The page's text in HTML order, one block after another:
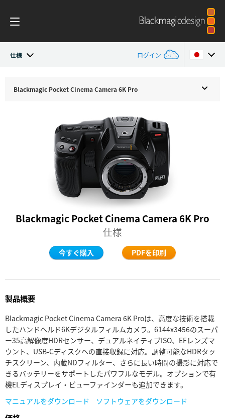
仕様 ログイン
Blackmagic RAW
Austria
Brazil
Canada
Denmark
France
Germany
India
Italy
Japan
Korea
Mexico
Blackmagic PocketCinema Camera 6K Pro
Blackmagic Pocket Cinema Camera 6K Pro
仕様
今すぐ購入 PDFを印刷
製品概要
Blackmagic Pocket Cinema Camera 6K Proは、高度な技術を搭載
したハンドヘルド6Kデジタルフィルムカメラ。6144x3456のスーパ
ー35高解像度HDRセンサー、デュアルネイティブISO、EFレンズマ
ウント、USB-Cディスクへの直接収録に対応。調整可能なHDRタッ
チスクリーン、内蔵NDフィルター、さらに長い時間の撮影に対応で
きるバッテリーをサポートしたパワフルなモデル。オプションで有
機ELディスプレイ・ビューファインダーも追加できます。
マニュアルをダウンロード
ソフトウェアをダウンロード